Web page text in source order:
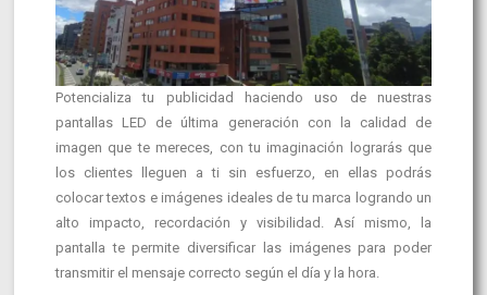
Potencializa tu publicidad haciendo uso de nuestras
pantallas LED de última generación con la calidad de
imagen que te mereces, con tu imaginación lograrás que
los clientes lleguen a ti sin esfuerzo, en ellas podrás
colocar textos e imágenes ideales de tu marca logrando un
alto impacto, recordación y visibilidad. Así mismo, la
pantalla te permite diversificar las imágenes para poder
transmitir el mensaje correcto según el día y la hora.